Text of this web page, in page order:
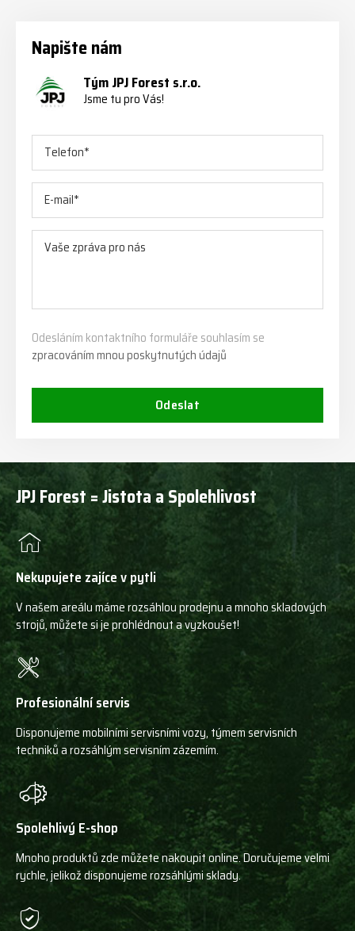
Napište nám
Tým JPJ Forest s.r.o.
Jsme tu pro Vás!
Odesláním kontaktního formuláře souhlasím se
zpracováním mnou poskytnutých údajů
Odeslat
JPJ Forest = Jistota a Spolehlivost
Nekupujete zajíce v pytli
V našem areálu máme rozsáhlou prodejnu a mnoho skladových
strojů, můžete si je prohlédnout a vyzkoušet!
Profesionální servis
Disponujeme mobilními servisními vozy, týmem servisních
techniků a rozsáhlým servisním zázemím.
Spolehlivý E-shop
Mnoho produktů zde můžete nakoupit online. Doručujeme velmi
rychle, jelikož disponujeme rozsáhlými sklady.